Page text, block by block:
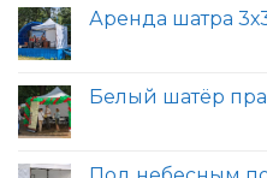
Аренда шатра
Белый шатёр